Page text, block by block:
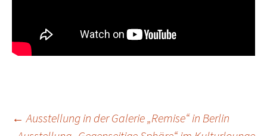
Beitragsnavigation
← Ausstellung in der Galerie „Remise“ in Berlin